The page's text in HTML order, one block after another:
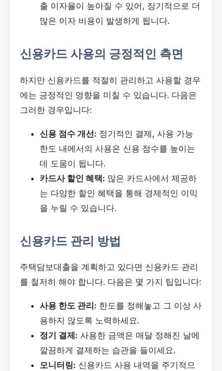
출 이자율이 높아질 수 있어, 장기적으로 더
많은 이자 비용이 발생하게 됩니다.
신용카드 사용의 긍정적인 측면
하지만 신용카드를 적절히 관리하고 사용할 경우
에는 긍정적인 영향을 미칠 수 있습니다. 다음은
그러한 경우입니다:
신용 점수 개선: 정기적인 결제, 사용 가능
한도 내에서의 사용은 신용 점수를 높이는
데 도움이 됩니다.
카드사 할인 혜택: 많은 카드사에서 제공하
는 다양한 할인 혜택을 통해 경제적인 이익
을 누릴 수 있습니다.
신용카드 관리 방법
주택담보대출을 계획하고 있다면 신용카드 관리
를 철저히 해야 합니다. 다음은 몇 가지 팁입니다:
사용 한도 관리: 한도를 정해놓고 그 이상 사
용하지 않도록 노력하세요.
정기 결제: 사용한 금액은 매달 정해진 날에
깔끔하게 결제하는 습관을 들이세요.
모니터링: 신용카드 사용 내역을 주기적으